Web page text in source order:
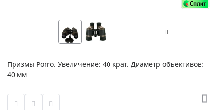
Призмы Porro. Увеличение: 40 крат. Диаметр объективов:
40 мм